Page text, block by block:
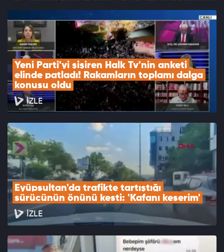
Yeni Parti'yi şişiren Halk Tv'nin anketi
elinde patladı! Rakamların toplamı dalga
konusu oldu
İZLE
Eyüpsultan'da trafikte tartıştığı
sürücünün önünü kesti: 'Kafanı keserim'
İZLE